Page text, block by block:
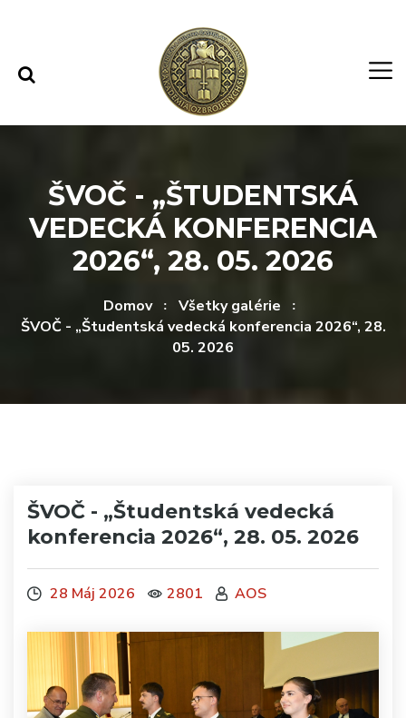
ŠVOČ - „ŠTUDENTSKÁ
VEDECKÁ KONFERENCIA
2026“, 28. 05. 2026
Domov
Všetky galérie
ŠVOČ - „Študentská vedecká konferencia 2026“, 28.
05. 2026
ŠVOČ - „Študentská vedecká
konferencia 2026“, 28. 05. 2026
28 Máj 2026 2801 AOS